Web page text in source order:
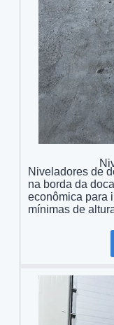
Niveladores de
na borda da
econômica para
mínimas de